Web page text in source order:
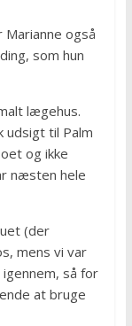
også
som hun
lægehus.
udsigt til Palm
og ikke
næsten hele
(der
mens vi var
så for
at bruge